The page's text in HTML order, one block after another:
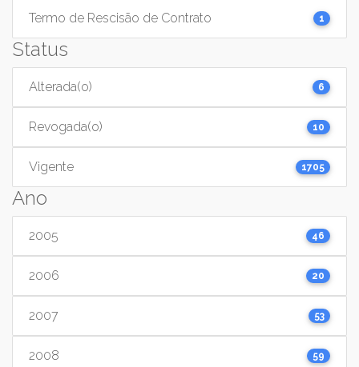
Termo de Rescisão de Contrato 1
Status
Alterada(o) 6
Revogada(o) 10
Vigente 1705
Ano
2005 46
2006 20
2007 53
2008 59